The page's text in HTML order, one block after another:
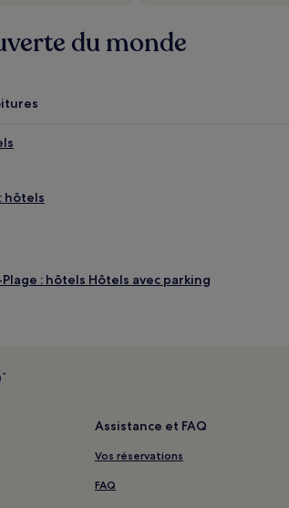
du monde
hôtels
: hôtels Hôtels avec parking
Assistance et FAQ
Vos réservations
FAQ